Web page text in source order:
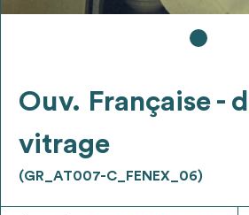
Exporter sa
Être recontacté
Ouv. Française -
vitrage
(GR_AT007-C_FENEX_06)